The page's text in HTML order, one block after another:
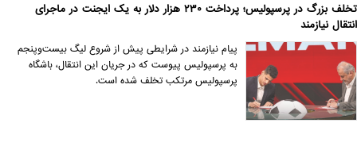
تخلف بزرگ در پرسپولیس؛ پرداخت ۲۳۰ هزار دلار به یک ایجنت در ماجرای
انتقال نیازمند
پیام نیازمند در شرایطی پیش از شروع لیگ بیست‌وپنجم
به پرسپولیس پیوست که در جریان این انتقال، باشگاه
پرسپولیس مرتکب تخلف شده است.